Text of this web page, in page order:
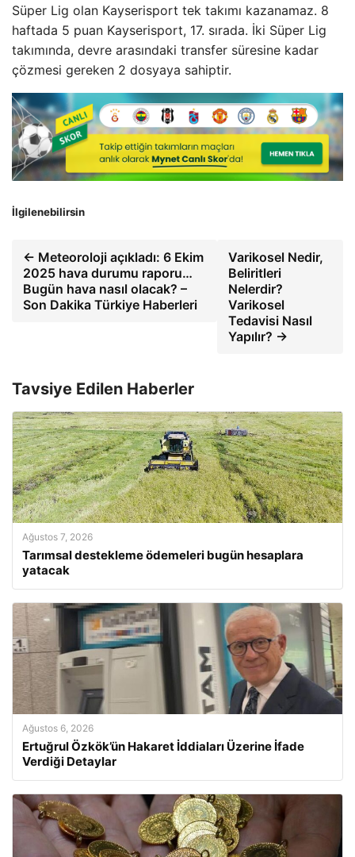
Süper Lig olan Kayserisport tek takımı kazanamaz. 8
haftada 5 puan Kayserisport, 17. sırada. İki Süper Lig
takımında, devre arasındaki transfer süresine kadar
çözmesi gereken 2 dosyaya sahiptir.
İlgilenebilirsin
← Meteoroloji açıkladı: 6 Ekim
2025 hava durumu raporu…
Bugün hava nasıl olacak? –
Son Dakika Türkiye Haberleri
Varikosel Nedir,
Beliritleri
Nelerdir?
Varikosel
Tedavisi Nasıl
Yapılır? →
Tavsiye Edilen Haberler
Ağustos 7, 2026
Tarımsal destekleme ödemeleri bugün hesaplara
yatacak
Ağustos 6, 2026
Ertuğrul Özkök’ün Hakaret İddiaları Üzerine İfade
Verdiği Detaylar